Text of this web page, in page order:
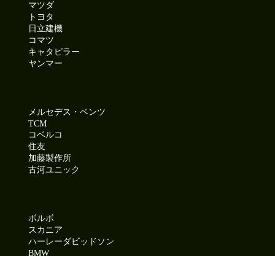
マツダ
トヨタ
日立建機
コマツ
キャタピラー
ヤンマー
メルセデス・ベンツ
TCM
コベルコ
住友
加藤製作所
古河ユニック
ボルボ
スカニア
ハーレーダビッドソン
BMW